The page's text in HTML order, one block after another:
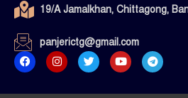
19/A Jamalkhan, Chittagong,
panjerictg@gmail.com